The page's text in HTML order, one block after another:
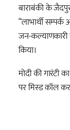
बाराबंकी के
“लाभार्थी
जन-कल्याणकारी
किया।
मोदी की गारंटी
पर मिस्ड कॉल